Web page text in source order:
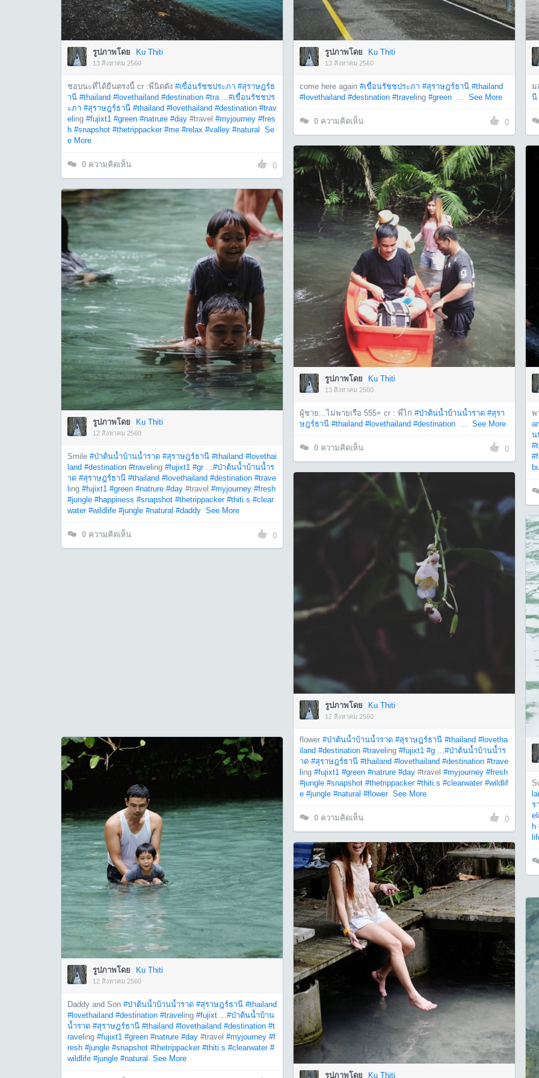
รูปภาพโดย Ku Thiti
13 สิงหาคม 2560
ชอบนะที่ได้ยืนตรงนี้ cr :พี่นิดตัง #เขื่อนรัชชประภา #สุราษฎร์ธ
านี #thailand #lovethailand #destination #tra ...#เขื่อนรัชชปร
ะภา #สุราษฎร์ธานี #thailand #lovethailand #destination #trav
el ing #fujixt1 #green #natrure #day #travel #myjourney #fres
h #snapshot #thetrippacker #me #relax #valley #natural
Se
e More
0 ความคิดเห็น 0
รูปภาพโดย Ku Thiti
13 สิงหาคม 2560
come here again #เขื่อนรัชชประภา #สุราษฎร์ธานี #thailand
#lovethailand #destination #travel ing #green ... See More
0 ความคิดเห็น 0
ม
นี
รูปภาพโดย Ku Thiti
13 สิงหาคม 2560
ผู้ชาย...ไม่พายเรือ 555+ cr : พี่ไก่ #ป่าต้นน้ำบ้านน้ำราด #สุรา
ษฎร์ธานี #thailand #lovethailand #destination ... See More
0 ความคิดเห็น 0
พ
น
รูปภาพโดย Ku Thiti
12 สิงหาคม 2560
Smile #ป่าต้นน้ำบ้านน้ำราด #สุราษฎร์ธานี #thailand #lovethai
land #destination #travel ing #fujixt1 #gr ...#ป่าต้นน้ำบ้านน้ำร
าด #สุราษฎร์ธานี #thailand #lovethailand #destination #trave
ing #fujixt1 #green #natrure #day #travel #myjourney #fresh
#jungle #happiness #snapshot #thetrippacker #thiti.s #clear
water #wildlife #jungle #natural #daddy See More
0 ความคิดเห็น 0
รูปภาพโดย Ku Thiti
12 สิงหาคม 2560
flower #ป่าต้นน้ำบ้านน้ำราด #สุราษฎร์ธานี #thailand #lovetha
iland #destination #travel ing #fujixt1 #g ...#ป่าต้นน้ำบ้านน้ำร
าด #สุราษฎร์ธานี #thailand #lovethailand #destination #trave
ing #fujixt1 #green #natrure #day #travel #myjourney #fresh
#jungle #snapshot #thetrippacker #thiti.s #clearwater #wildlif
e #jungle #natural #flower See More
0 ความคิดเห็น 0
ร
el
h
รูปภาพโดย Ku Thiti
12 สิงหาคม 2560
Daddy and Son #ป่าต้นน้ำบ้านน้ำราด #สุราษฎร์ธานี #thailand
#lovethailand #destination #travel ing #fujixt ...#ป่าต้นน้ำบ้าน
น้ำราด #สุราษฎร์ธานี #thailand #lovethailand #destination #t
ravel ing #fujixt1 #green #natrure #day #travel #myjourney #f
resh #jungle #snapshot #thetrippacker #thiti.s #clearwater #
wildlife #jungle #natural
See More
รูปภาพโดย
Ku Thiti